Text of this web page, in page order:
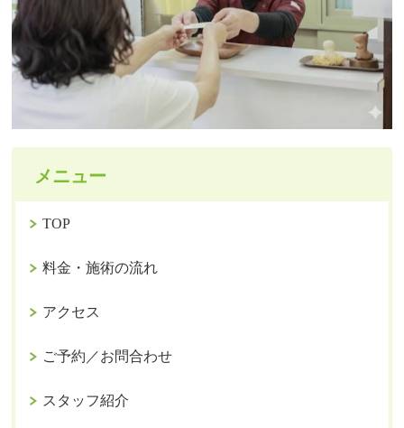
メニュー
TOP
料金・施術の流れ
アクセス
ご予約／お問合わせ
スタッフ紹介